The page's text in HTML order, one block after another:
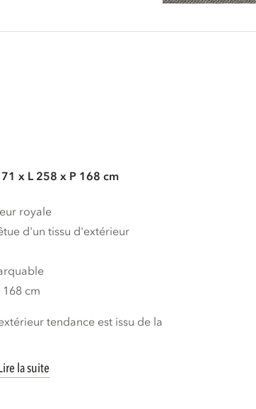
x L 258 x P 168 cm
royale
d'un tissu d'extérieur
168 cm
tendance est issu de la
la suite